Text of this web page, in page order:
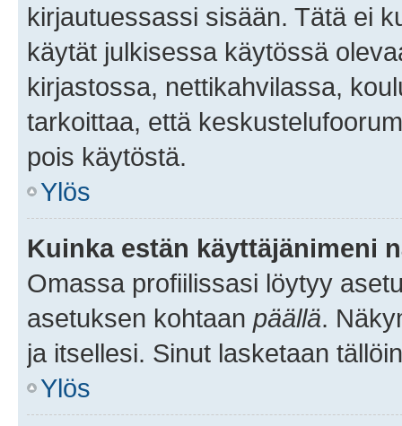
kirjautuessassi sisään. Tätä ei
käytät julkisessa käytössä
kirjastossa, nettikahvilassa,
tarkoittaa, että
pois käytöstä.
Ylös
Kuinka estän käyttäjänimeni
Omassa profiilissasi löytyy
asetuksen kohtaan päällä.
ja itsellesi. Sinut lasketaan
Ylös